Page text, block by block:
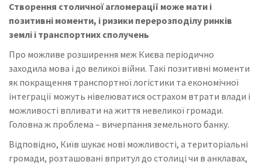
Створення столичної агломерації може мати і
позитивні моменти, і ризики перерозподілу ринків
землі і транспортних сполучень
Про можливе розширення меж Києва періодично
заходила мова і до великої війни. Такі позитивні моменти
як покращення транспортної логістики та економічної
інтеграції можуть нівелюватися острахом втрати влади і
можливості впливати на життя невеликої громади.
Головна ж проблема – вичерпання земельного банку.
Відповідно, Київ шукає нові можливості, а територіальні
громади, розташовані впритул до столиці чи в анклавах,